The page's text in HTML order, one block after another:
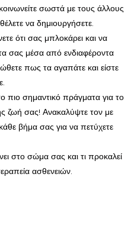
σωστά με τους άλλους
να δημιουργήσετε.
ότι σας μπλοκάρει και να
σας μέσα από ενδιαφέροντα
πως τα αγαπάτε και είστε
πιο σημαντικό πράγματα για το
ζωή σας! Ανακαλύψτε τον με
βήμα σας για να πετύχετε
στο σώμα σας και τι προκαλεί
ασθενειών.